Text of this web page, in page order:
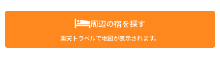
周辺の宿を探す
楽天トラベルで地図が表示されます。